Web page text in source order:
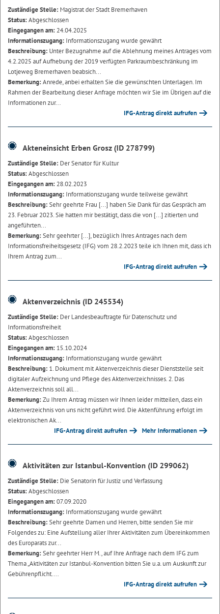
Zuständige Stelle: Magistrat der Stadt Bremerhaven
Status:Abgeschlossen
Eingegangen am: 24.04.2025
Informationszugang: Informationszugang wurde gewährt
Beschreibung: Unter Bezugnahme auf die Ablehnung meines Antrages vom
4.2.2025 auf Aufhebung der 2019 verfügten Parkraumbeschränkung im
Lotjeweg Bremerhaven beabsich...
Bemerkung:Anrede, anbei erhalten Sie die gewünschten Unterlagen. Im
Rahmen der Bearbeitung dieser Anfrage möchten wir Sie im Übrigen auf die
Informationen zur...
IFG-Antrag direkt aufrufen
Akteneinsicht Erben Grosz (ID 278799)
Zuständige Stelle: Der Senator für Kultur
Status:Abgeschlossen
Eingegangen am: 28.02.2023
Informationszugang: Informationszugang wurde teilweise gewährt
Beschreibung:Sehr geehrte Frau [...] haben Sie Dank für das Gespräch am
23. Februar 2023. Sie hatten mir bestätigt, dass die von [...] zitierten und
angeführten...
Bemerkung:Sehr geehrter [...], bezüglich Ihres Antrages nach dem
Informationsfreiheitsgesetz (IFG) vom 28.2.2023 teile ich Ihnen mit, dass ich
Ihrem Antrag zum...
IFG-Antrag direkt aufrufen
Aktenverzeichnis (ID 245534)
Zuständige Stelle: Der Landesbeauftragte für Datenschutz und
Informationsfreiheit
Status:Abgeschlossen
Eingegangen am: 15.10.2024
Informationszugang: Informationszugang wurde gewährt
Beschreibung: 1. Dokument mit Aktenverzeichnis dieser Dienststelle seit
digitaler Aufzeichnung und Pflege des Aktenverzeichnisses. 2. Das
Aktenverzeichnis soll all...
Bemerkung:Zu Ihrem Antrag müssen wir Ihnen leider mitteilen, dass ein
Aktenverzeichnis von uns nicht geführt wird. Die Aktenführung erfolgt im
elektronischen Ak...
IFG-Antrag direkt aufrufen
Mehr Informationen
Aktivitäten zur Istanbul-Konvention (ID 299062)
Zuständige Stelle: Die Senatorin für Justiz und Verfassung
Status:Abgeschlossen
Eingegangen am:07.09.2020
Informationszugang: Informationszugang wurde gewährt
Beschreibung:Sehr geehrte Damen und Herren, bitte senden Sie mir
Folgendes zu: Eine Aufstellung aller Ihrer Aktivitäten zum Übereinkommen
des Europarats zur...
Bemerkung:Sehr geehrter Herr M., auf Ihre Anfrage nach dem IFG zum
Thema „Aktivitäten zur Istanbul-Konvention bitten Sie u.a. um Auskunft zur
Gebührenpflicht....
IFG-Antrag direkt aufrufen